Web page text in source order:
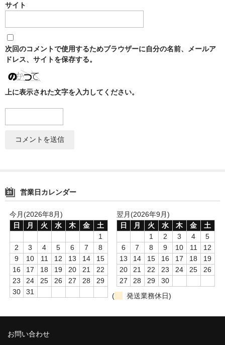
Tinymight
Dynavap
Dynavap本体
Dynavapパーツ
IH
Simrell Collection
パーツ
シーシャ初心者向けメディア記事
ゆっくり解説
自宅シーシャ
サイト
次回のコメントで使用するためブラウザーに自分の名前、メールア
ドレス、サイトを保存する。
上に表示された文字を入力してください。
営業日カレンダー
今月(2026年8月)
日
月 火 水 木 金
土
1
2
3 4 5 6 7
8
9
10 11 12 13 14
15
16
17 18 19 20 21
22
23
24 25 26 27 28
29
30
31
翌月(2026年9月)
日
月 火 水 木 金
土
1
2 3 4
5
6
7 8 9 10 11
12
13
14 15 16 17 18
19
20
21 22 23 24 25
26
27
28 29
30
(
発送業務休日)
お問い合わせ